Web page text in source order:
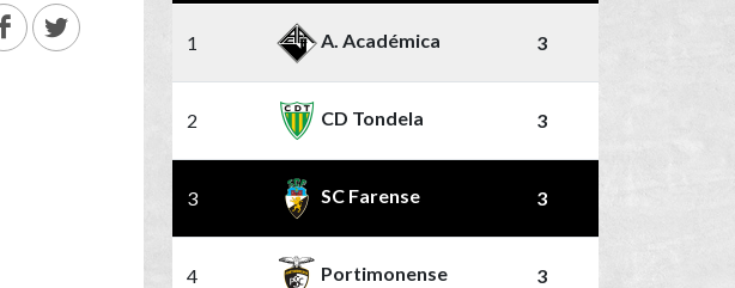
1 A. Académica 3
2 CD Tondela 3
3 SC Farense 3
4 Portimonense 3